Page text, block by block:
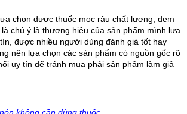
chọn được thuốc mọc râu chất lượng, đem
chú ý là thương hiệu của sản phẩm mình lựa
được nhiều người dùng đánh giá tốt hay
nên lựa chọn các sản phẩm có nguồn gốc rõ
uy tín để tránh mua phải sản phẩm làm giả
không cần dùng thuốc